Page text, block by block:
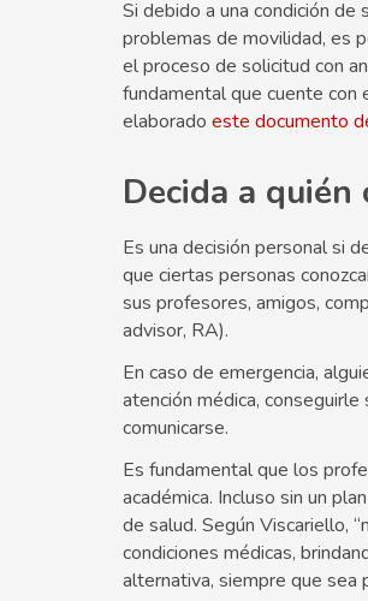
Si debido a una condición
problemas de movilidad, es
el proceso de solicitud con
fundamental que cuente con
elaborado este documento
Decida a
Es una decisión personal si
que ciertas personas
sus profesores, amigos,
advisor, RA).
En caso de emergencia,
atención médica,
comunicarse.
Es fundamental que los
académica. Incluso sin un
de salud. Según Viscariello,
condiciones médicas,
alternativa, siempre que sea